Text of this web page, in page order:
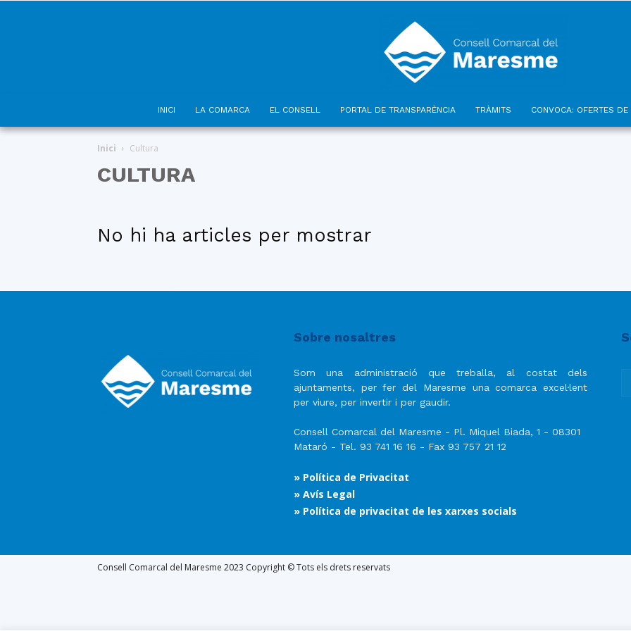
INICI LA COMARCA EL CONSELL PORTAL DE TRANSPARÈNCIA TRÀMITS CONVOCA: OFERTES DE
Inici Cultura
CULTURA
No hi ha articles per mostrar
Sobre nosaltres
Som una administració que treballa, al costat dels
ajuntaments, per fer del Maresme una comarca excel·lent
per viure, per invertir i per gaudir.
Consell Comarcal del Maresme - Pl. Miquel Biada, 1 - 08301
Mataró - Tel. 93 741 16 16 - Fax 93 757 21 12
» Política de Privacitat
» Avís Legal
» Política de privacitat de les xarxes socials
Consell Comarcal del Maresme 2023 Copyright © Tots els drets reservats